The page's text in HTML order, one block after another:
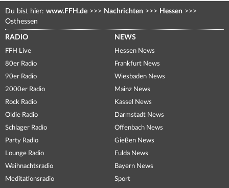
Du bist hier: www.FFH.de >>> Nachrichten >>> Hessen >>>
Osthessen
RADIO
FFH Live
80er Radio
90er Radio
2000er Radio
Rock Radio
Oldie Radio
Schlager Radio
Party Radio
Lounge Radio
Weihnachtsradio
Meditationsradio
NEWS
Hessen News
Frankfurt News
Wiesbaden News
Mainz News
Kassel News
Darmstadt News
Offenbach News
Gießen News
Fulda News
Bayern News
Sport